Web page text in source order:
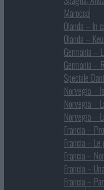
Marocco
Olanda – In
Olanda –
Germania –
Germania –
Speciale
Norvegia –
Norvegia –
Norvegia –
Francia –
Francia – Le
Francia –
Francia –
Francia –